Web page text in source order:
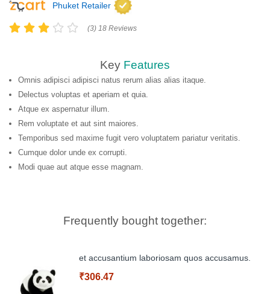
Phuket Retailer
(3) 18 Reviews
Key Features
Omnis adipisci adipisci natus rerum alias alias itaque.
Delectus voluptas et aperiam et quia.
Atque ex aspernatur illum.
Rem voluptate et aut sint maiores.
Temporibus sed maxime fugit vero voluptatem pariatur veritatis.
Cumque dolor unde ex corrupti.
Modi quae aut atque esse magnam.
Frequently bought together:
et accusantium laboriosam quos accusamus.
₹306.47